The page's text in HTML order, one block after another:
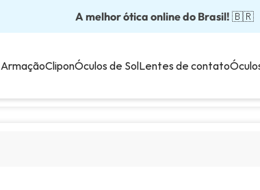
A melhor ótica online do Brasil! 🇧🇷
Óculos completos partir: R$199
Adquira em até 10x sem juros!💙
Enviamos para todo o Brasil!
Óculos de grau com preço justo!
ArmaçãoCliponÓculos de SolLentes de contato